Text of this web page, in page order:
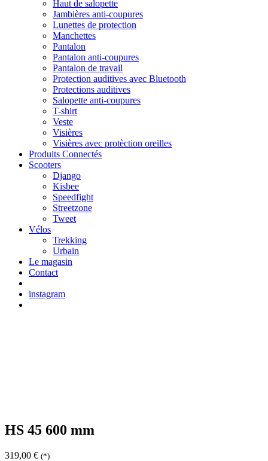
Haut de salopette
Jambières anti-coupures
Lunettes de protection
Manchettes
Pantalon
Pantalon anti-coupures
Pantalon de travail
Protection auditives avec Bluetooth
Protections auditives
Salopette anti-coupures
T-shirt
Veste
Visières
Visières avec protèction oreilles
Produits Connectés
Scooters
Django
Kisbee
Speedfight
Streetzone
Tweet
Vélos
Trekking
Urbain
Le magasin
Contact
instagram
HS 45 600 mm
319,00 € (*)